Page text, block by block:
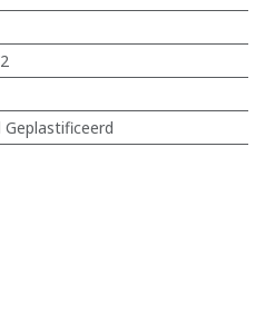
Geplastificeerd